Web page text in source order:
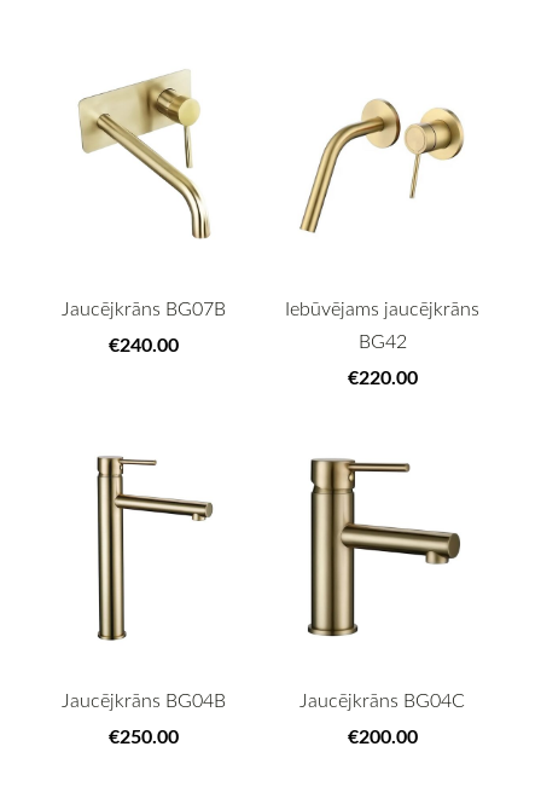
Jaucējkrāns BG07B
€240.00
Iebūvējams jaucējkrāns
BG42
€220.00
Jaucējkrāns BG04B
€250.00
Jaucējkrāns BG04C
€200.00